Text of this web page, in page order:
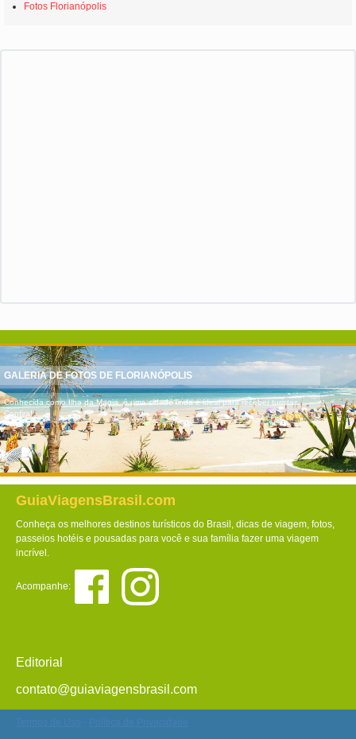
Fotos Florianópolis
GALERIA DE FOTOS DE FLORIANÓPOLIS
Conhecida como Ilha da Magia, é uma cidade linda e ideal para receber turistas.
Confira!
GuiaViagensBrasil.com
Conheça os melhores destinos turísticos do Brasil, dicas de viagem, fotos,
passeios hotéis e pousadas para você e sua família fazer uma viagem
incrível.
Acompanhe:
Editorial
contato@guiaviagensbrasil.com
Termos de Uso
Política de Privacidade